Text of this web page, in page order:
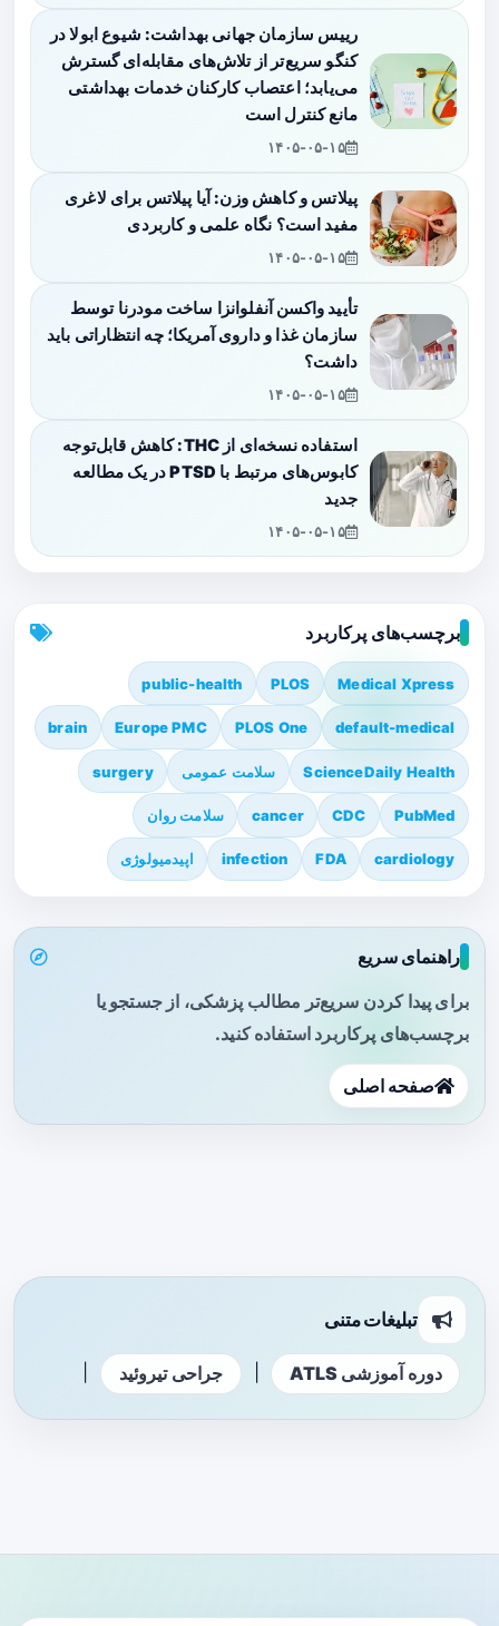
رییس سازمان جهانی بهداشت: شیوع ابولا در
کنگو سریع‌تر از تلاش‌های مقابله‌ای گسترش
می‌یابد؛ اعتصاب کارکنان خدمات بهداشتی
مانع کنترل است
۱۴۰۵-۰۵-۱۵
پیلاتس و کاهش وزن: آیا پیلاتس برای لاغری
مفید است؟ نگاه علمی و کاربردی
۱۴۰۵-۰۵-۱۵
تأیید واکسن آنفلوانزا ساخت مودرنا توسط
سازمان غذا و داروی آمریکا؛ چه انتظاراتی باید
داشت؟
۱۴۰۵-۰۵-۱۵
استفاده نسخه‌ای از THC: کاهش قابل‌توجه
کابوس‌های مرتبط با PTSD در یک مطالعه
جدید
۱۴۰۵-۰۵-۱۵
برچسب‌های پرکاربرد
Medical Xpress
PLOS
public-health
default-medical
PLOS One
Europe PMC
brain
ScienceDaily Health سلامت عمومی surgery
PubMed
CDC
cancer سلامت روان
cardiology
FDA
infection اپیدمیولوژی
راهنمای سریع
برای پیدا کردن سریع‌تر مطالب پزشکی، از جستجو یا
برچسب‌های پرکاربرد استفاده کنید.
صفحه اصلی
تبلیغات متنی
دوره آموزشی ATLS جراحی تیروئید